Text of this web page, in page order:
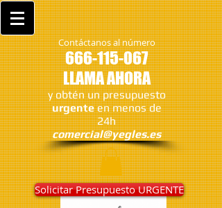
Contáctanos al número
666-115-067
LLAMA AHORA
y obtén un presupuesto
urgenteen menos de
24h
comercial@yegles.es
Solicitar Presupuesto URGENTE